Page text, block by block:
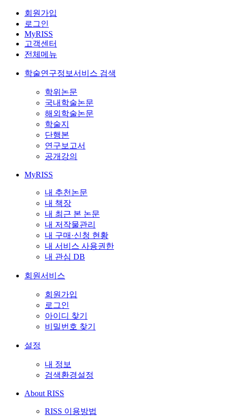
회원가입
로그인
MyRISS
고객센터
전체메뉴
학술연구정보서비스 검색
학위논문
국내학술논문
해외학술논문
학술지
단행본
연구보고서
공개강의
MyRISS
내 추천논문
내 책장
내 최근 본 논문
내 저작물관리
내 구매·신청 현황
내 서비스 사용권한
내 관심 DB
회원서비스
회원가입
로그인
아이디 찾기
비밀번호 찾기
설정
내 정보
검색환경설정
About RISS
RISS 이용방법